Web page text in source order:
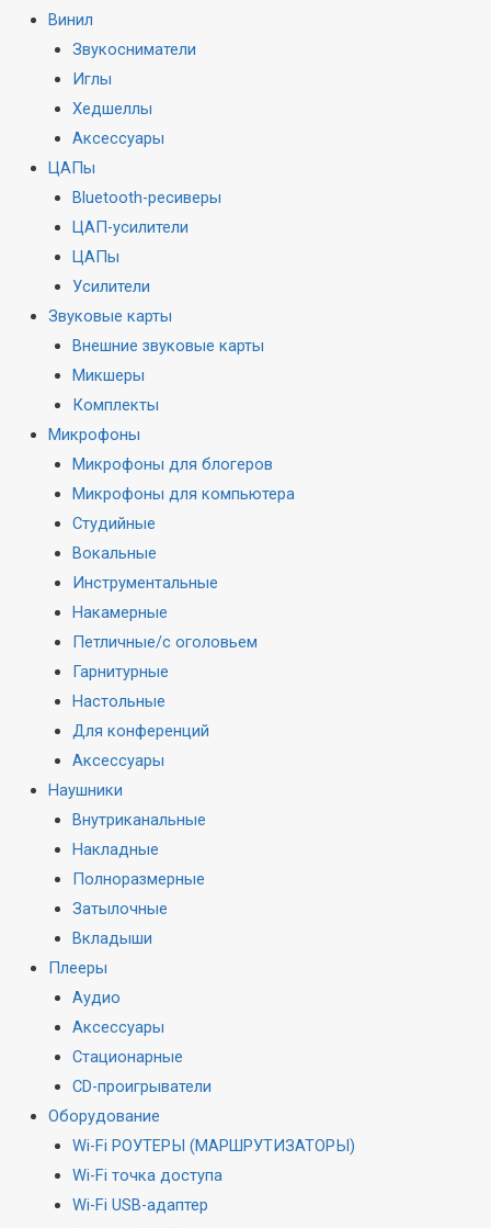
Винил
Звукосниматели
Иглы
Хедшеллы
Аксессуары
ЦАПы
Bluetooth-ресиверы
ЦАП-усилители
ЦАПы
Усилители
Звуковые карты
Внешние звуковые карты
Микшеры
Комплекты
Микрофоны
Микрофоны для блогеров
Микрофоны для компьютера
Студийные
Вокальные
Инструментальные
Накамерные
Петличные/с оголовьем
Гарнитурные
Настольные
Для конференций
Аксессуары
Наушники
Внутриканальные
Накладные
Полноразмерные
Затылочные
Вкладыши
Плееры
Аудио
Аксессуары
Стационарные
CD-проигрыватели
Оборудование
Wi-Fi РОУТЕРЫ (МАРШРУТИЗАТОРЫ)
Wi-Fi точка доступа
Wi-Fi USB-адаптер